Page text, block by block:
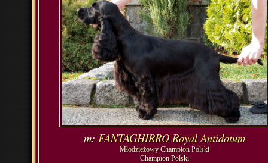
m: FANTAGHIRRO Royal Antidotum
Młodzieżowy Champion Polski
Champion Polski